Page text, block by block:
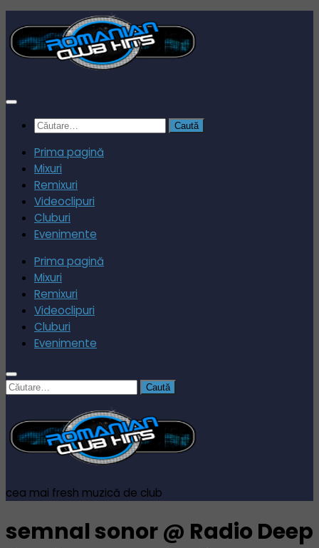
to
content
Caută
Prima pagină
Mixuri
Remixuri
Videoclipuri
Cluburi
Evenimente
Prima pagină
Mixuri
Remixuri
Videoclipuri
Cluburi
Evenimente
Caută
cea mai fresh muzică de club
semnal sonor @ Radio Deep